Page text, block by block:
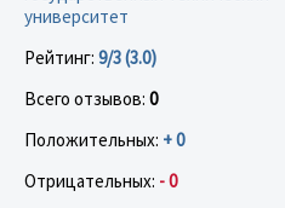
университет
Рейтинг: 9/3 (3.0)
Всего отзывов: 0
Положительных: + 0
Отрицательных: - 0